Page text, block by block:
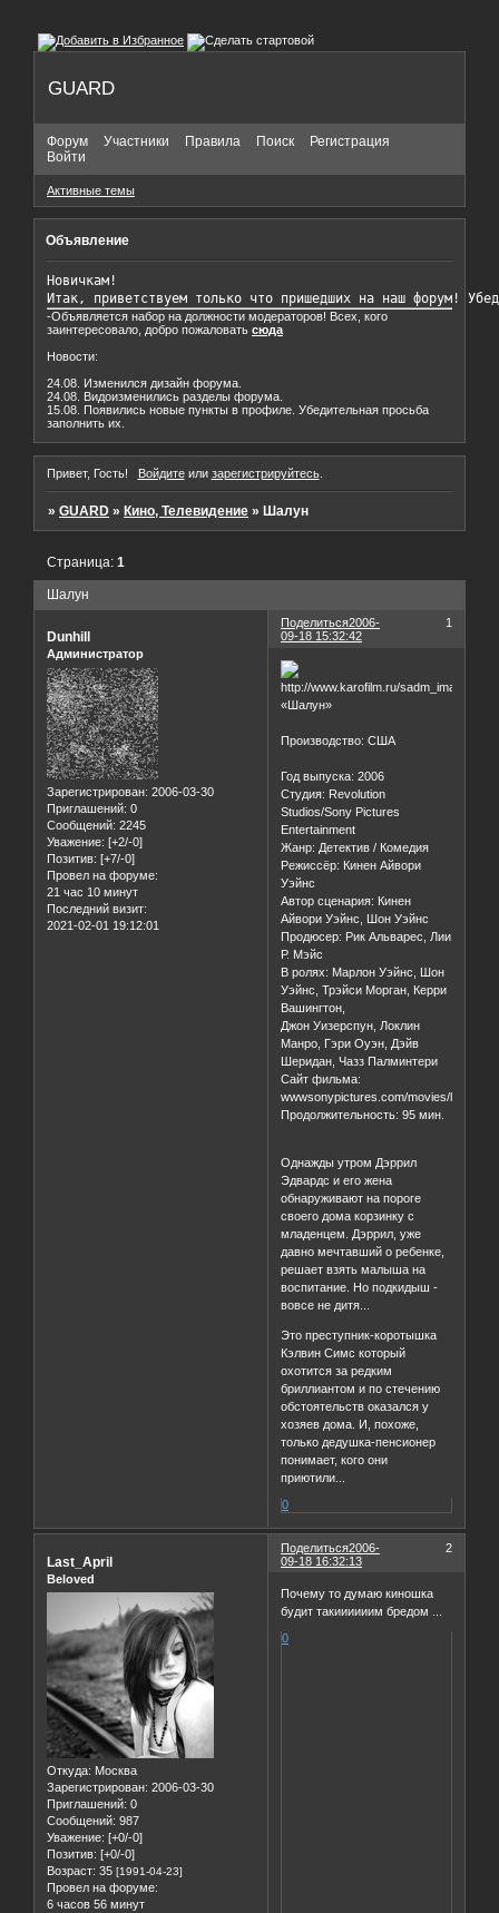
GUARD
Форум Участники Правила Поиск
Регистрация
Войти
Активные темы
Объявление
Новичкам!
Итак, приветствуем только что пришедших на наш форум!
-Объявляется набор на должности модераторов! Всех, кого
заинтересовало, добро пожаловать сюда
Новости:
24.08. Изменился дизайн форума.
24.08. Видоизменились разделы форума.
15.08. Появились новые пункты в профиле. Убедительная просьба
заполнить их.
Привет, Гость! Войдитеили зарегистрируйтесь.
»GUARD » Кино, Телевидение » Шалун
Шалун
Страница:1
Поделиться 1
2006-
09-18 15:32:42
Dunhill
Администратор
Зарегистрирован: 2006-03-30
Приглашений: 0
Сообщений: 2245
Уважение: [+2/-0]
Позитив: [+7/-0]
Провел на форуме:
21 час 10 минут
Последний визит:
2021-02-01 19:12:01
«Шалун»
Производство: США
Год выпуска: 2006
Студия: Revolution
Studios/Sony Pictures
Entertainment
Жанр: Детектив / Комедия
Режиссёр: Кинен Айвори
Уэйнс
Автор сценария: Кинен
Айвори Уэйнс, Шон Уэйнс
Продюсер: Рик Альварес, Лии
Р. Мэйс
В ролях: Марлон Уэйнс, Шон
Уэйнс, Трэйси Морган, Керри
Вашингтон,
Джон Уизерспун, Локлин
Манро, Гэри Оуэн, Дэйв
Шеридан, Чазз Палминтери
Сайт фильма:
wwwsonypictures.com/movies/littleman
Продолжительность: 95 мин.
Однажды утром Дэррил
Эдвардс и его жена
обнаруживают на пороге
своего дома корзинку с
младенцем. Дэррил, уже
давно мечтавший о ребенке,
решает взять малыша на
воспитание. Но подкидыш -
вовсе не дитя...
Это преступник-коротышка
Кэлвин Симс который
охотится за редким
бриллиантом и по стечению
обстоятельств оказался у
хозяев дома. И, похоже,
только дедушка-пенсионер
понимает, кого они
приютили...
0
Поделиться 2
2006-
09-18 16:32:13
Last_April
Beloved
Откуда: Москва
Зарегистрирован: 2006-03-30
Приглашений: 0
Сообщений: 987
Уважение: [+0/-0]
Позитив: [+0/-0]
Возраст: 35 [1991-04-23]
Провел на форуме:
6 часов 56 минут
Почему то думаю киношка
будит такиииииим бредом ...
0